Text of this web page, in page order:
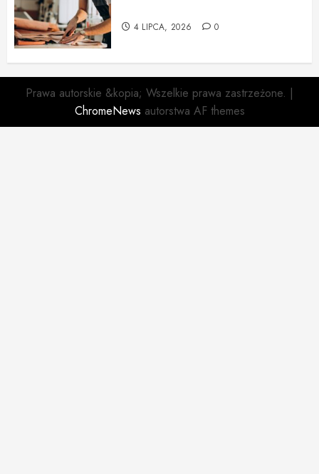
4 LIPCA, 2026 0
Prawa autorskie &kopia; Wszelkie prawa zastrzeżone. |
ChromeNews autorstwa AF themes